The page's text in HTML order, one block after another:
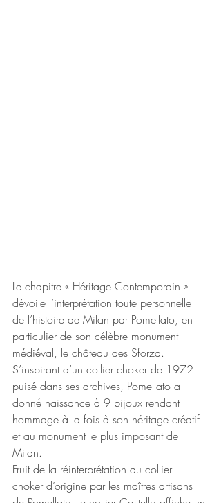
Le chapitre « Héritage Contemporain »
dévoile l’interprétation toute personnelle
de l’histoire de Milan par Pomellato, en
particulier de son célèbre monument
médiéval, le château des Sforza.
S’inspirant d’un collier choker de 1972
puisé dans ses archives, Pomellato a
donné naissance à 9 bijoux rendant
hommage à la fois à son héritage créatif
et au monument le plus imposant de
Milan.
Fruit de la réinterprétation du collier
choker d’origine par les maîtres artisans